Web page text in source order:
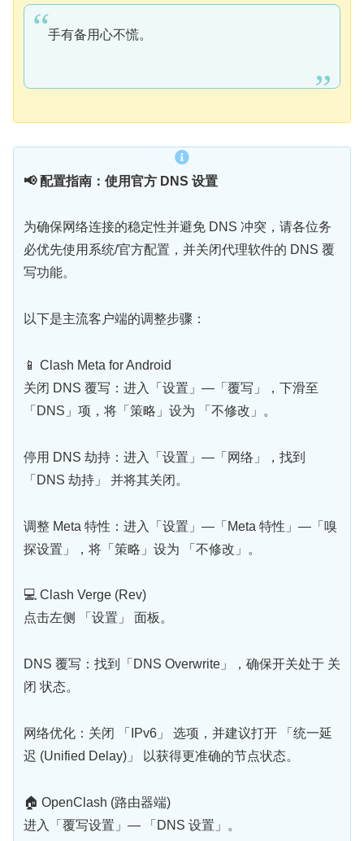
手有备用心不慌。
📢 配置指南：使用官方 DNS 设置
为确保网络连接的稳定性并避免 DNS 冲突，请各位务
必优先使用系统/官方配置，并关闭代理软件的 DNS 覆
写功能。
以下是主流客户端的调整步骤：
📱 Clash Meta for Android
关闭 DNS 覆写：进入「设置」—「覆写」，下滑至
「DNS」项，将「策略」设为 「不修改」。
停用 DNS 劫持：进入「设置」—「网络」，找到
「DNS 劫持」 并将其关闭。
调整 Meta 特性：进入「设置」—「Meta 特性」—「嗅
探设置」，将「策略」设为 「不修改」。
💻 Clash Verge (Rev)
点击左侧 「设置」 面板。
DNS 覆写：找到「DNS Overwrite」，确保开关处于 关
闭 状态。
网络优化：关闭 「IPv6」 选项，并建议打开 「统一延
迟 (Unified Delay)」 以获得更准确的节点状态。
🏠 OpenClash (路由器端)
进入「覆写设置」— 「DNS 设置」。